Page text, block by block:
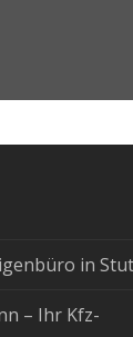
in
– Ihr Kfz-